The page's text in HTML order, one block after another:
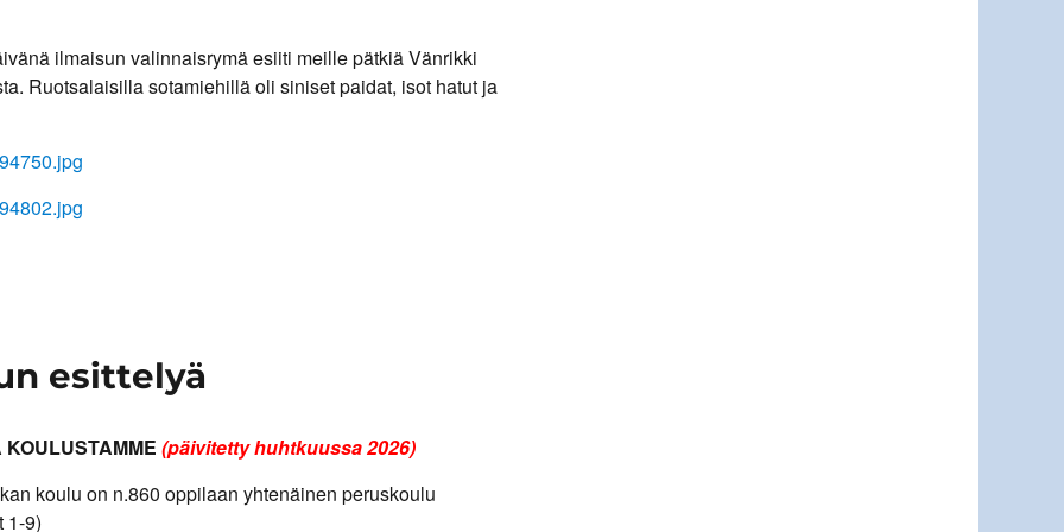
ilmaisun valinnaisrymä esiiti meille pätkiä Vänrikki
Ruotsalaisilla sotamiehillä oli siniset paidat, isot hatut ja
esittelyä
(päivitetty huhtkuussa 2026)
koulu on n.860 oppilaan yhtenäinen peruskoulu
1-9)